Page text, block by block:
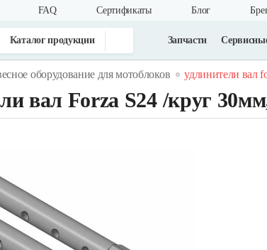
FAQ Cертификаты Блог
Каталог продукции Запчасти
оборудование для мотоблоков удлинители вал
вал Forza S24 /круг